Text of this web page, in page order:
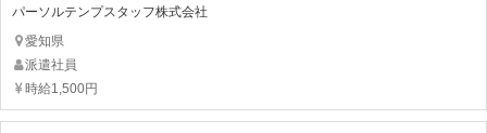
パーソルテンプスタッフ株式会社
愛知県
派遣社員
時給1,500円